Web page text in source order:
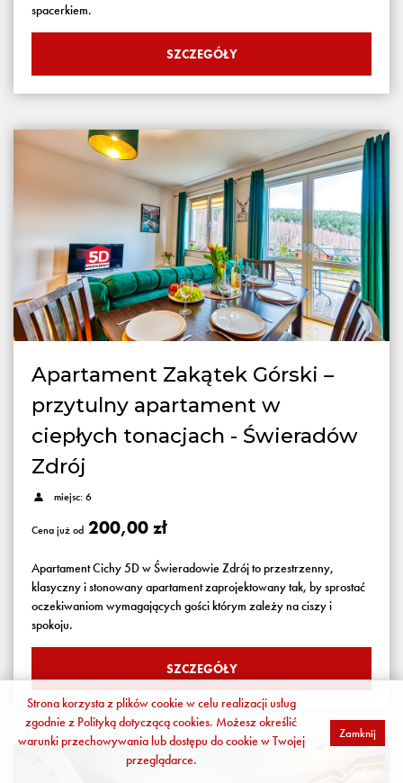
spacerkiem.
SZCZEGÓŁY
Apartament Zakątek Górski –
przytulny apartament w
ciepłych tonacjach - Świeradów
Zdrój
miejsc: 6
Cena już od 200,00 zł
Apartament Cichy 5D w Świeradowie Zdrój to przestrzenny,
klasyczny i stonowany apartament zaprojektowany tak, by sprostać
oczekiwaniom wymagających gości którym zależy na ciszy i
spokoju.
SZCZEGÓŁY
Strona korzysta z plików cookie w celu realizacji usług
zgodnie z Polityką dotyczącą cookies. Możesz określić
warunki przechowywania lub dostępu do cookie w Twojej
przeglądarce.
Zamknij